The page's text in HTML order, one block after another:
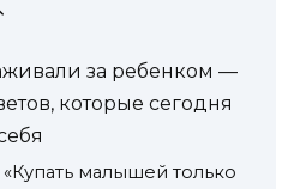
за ребенком —
которые сегодня
малышей только